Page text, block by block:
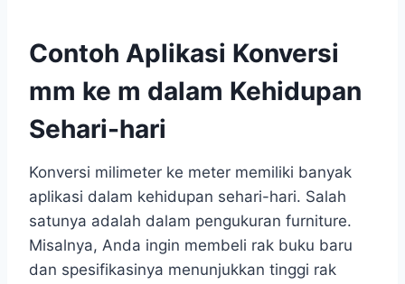
Contoh Aplikasi Konversi
mm ke m dalam Kehidupan
Sehari-hari
Konversi milimeter ke meter memiliki banyak
aplikasi dalam kehidupan sehari-hari. Salah
satunya adalah dalam pengukuran furniture.
Misalnya, Anda ingin membeli rak buku baru
dan spesifikasinya menunjukkan tinggi rak